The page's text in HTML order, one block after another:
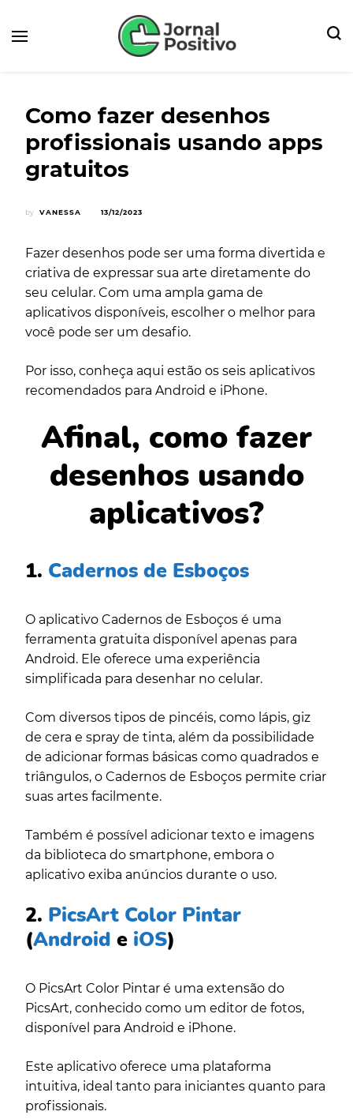
Como fazer desenhos
profissionais usando apps
gratuitos
by VANESSA 13/12/2023
Fazer desenhos pode ser uma forma divertida e
criativa de expressar sua arte diretamente do
seu celular. Com uma ampla gama de
aplicativos disponíveis, escolher o melhor para
você pode ser um desafio.
Por isso, conheça aqui estão os seis aplicativos
recomendados para Android e iPhone.
Afinal, como fazer
desenhos usando
aplicativos?
1. Cadernos de Esboços
O aplicativo Cadernos de Esboços é uma
ferramenta gratuita disponível apenas para
Android. Ele oferece uma experiência
simplificada para desenhar no celular.
Com diversos tipos de pincéis, como lápis, giz
de cera e spray de tinta, além da possibilidade
de adicionar formas básicas como quadrados e
triângulos, o Cadernos de Esboços permite criar
suas artes facilmente.
Também é possível adicionar texto e imagens
da biblioteca do smartphone, embora o
aplicativo exiba anúncios durante o uso.
2. PicsArt Color Pintar
(Android e iOS)
O PicsArt Color Pintar é uma extensão do
PicsArt, conhecido como um editor de fotos,
disponível para Android e iPhone.
Este aplicativo oferece uma plataforma
intuitiva, ideal tanto para iniciantes quanto para
profissionais.